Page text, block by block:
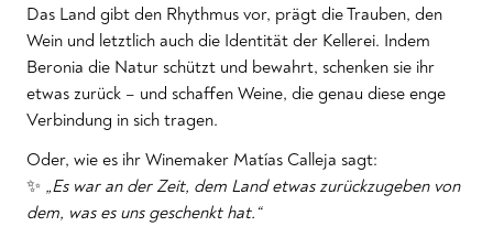
Das Land gibt den Rhythmus vor, prägt die Trauben, den
Wein und letztlich auch die Identität der Kellerei. Indem
Beronia die Natur schützt und bewahrt, schenken sie ihr
etwas zurück – und schaffen Weine, die genau diese enge
Verbindung in sich tragen.
Oder, wie es ihr Winemaker Matías Calleja sagt:
✨ „Es war an der Zeit, dem Land etwas zurückzugeben von
dem, was es uns geschenkt hat.“